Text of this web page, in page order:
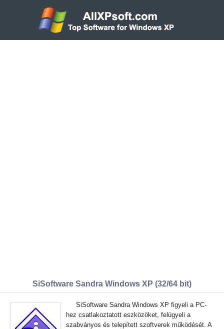
SiSoftware Sandra Windows XP (32/64 bit)
SiSoftware Sandra Windows XP figyeli a PC-
hez csatlakoztatott eszközöket, felügyeli a
szabványos és telepített szoftverek működését. A